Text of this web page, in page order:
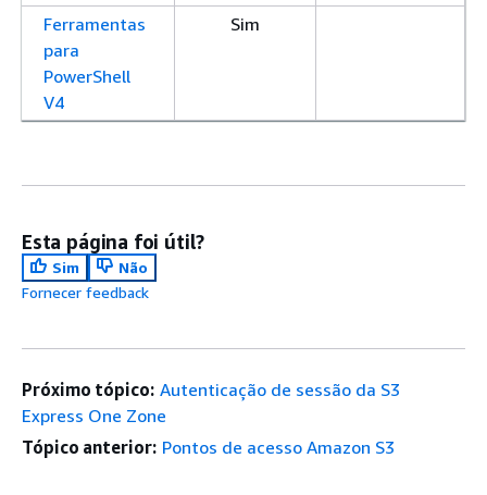
Ferramentas
para
PowerShell
V4
Sim
Esta página foi útil?
Sim
Não
Fornecer feedback
Próximo tópico: Autenticação de sessão da S3
Express One Zone
Tópico anterior: Pontos de acesso Amazon S3